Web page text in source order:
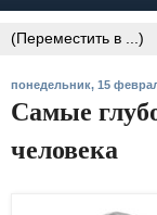
понедельник, 15
Самые
человека